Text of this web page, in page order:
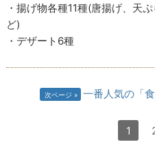
・揚げ物各種11種(唐揚げ、天
ど)
・デザート6種
次ページ 一番人気の「
1